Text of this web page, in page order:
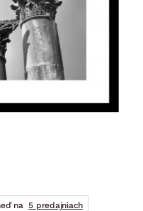
na 5 predajniach